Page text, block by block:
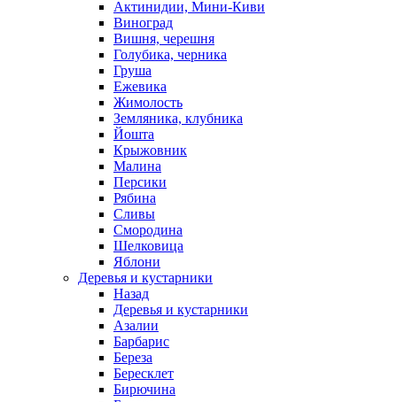
Актинидии, Мини-Киви
Виноград
Вишня, черешня
Голубика, черника
Груша
Ежевика
Жимолость
Земляника, клубника
Йошта
Крыжовник
Малина
Персики
Рябина
Сливы
Смородина
Шелковица
Яблони
Деревья и кустарники
Назад
Деревья и кустарники
Азалии
Барбарис
Береза
Бересклет
Бирючина